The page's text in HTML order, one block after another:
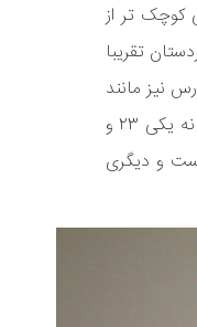
کوچک تر از
کردستان تقریبا
نیز مانند
دیگر نقاره ها جفتی است، شکل آنها خمره ای بوده و در اندازه های هر یک نسبت به دیگری اختلاف زیادتری وجود دارد به عبارتی قطر دهانه یکی ۲۳ و
است و دیگری